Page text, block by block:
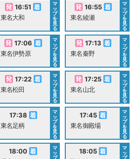
16:51
東名大和
マ
ッ
プ
を
見
る
16:55
東名綾瀬
マ
ッ
プ
を
見
る
17:06
東名伊勢原
マ
ッ
プ
を
見
る
17:13
東名秦野
マ
ッ
プ
を
見
る
17:22
東名松田
マ
ッ
プ
を
見
る
17:25
東名山北
マ
ッ
プ
を
見
る
17:38
東名足柄
マ
ッ
プ
を
見
る
17:45
東名御殿場
マ
ッ
プ
を
見
る
18:00
マ
ッ
プ
18:05
マ
ッ
プ